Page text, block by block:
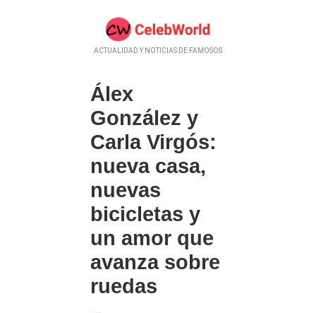
ACTUALIDAD Y NOTICIAS DE FAMOSOS
Álex
González y
Carla Virgós:
nueva casa,
nuevas
bicicletas y
un amor que
avanza sobre
ruedas